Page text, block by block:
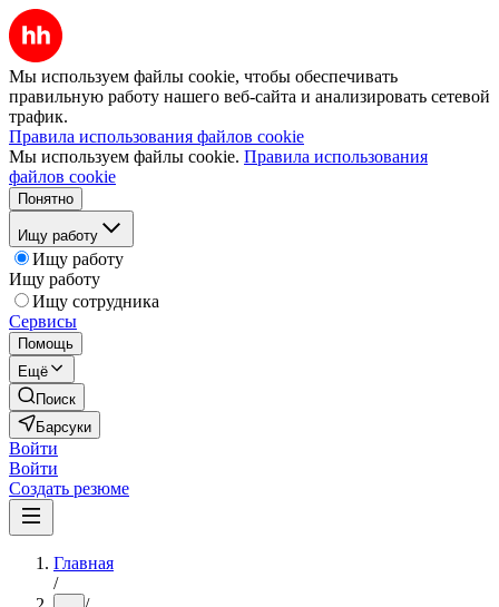
Мы используем файлы cookie, чтобы обеспечивать
правильную работу нашего веб-сайта и анализировать сетевой
трафик.
Правила использования файлов cookie
Мы используем файлы cookie. Правила использования
файлов cookie
Понятно
Ищу работу
Ищу работу
Ищу работу
Ищу сотрудника
Сервисы
Помощь
Ещё
Поиск
Барсуки
Войти
Войти
Создать резюме
Главная
/